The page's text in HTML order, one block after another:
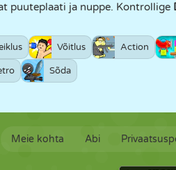
puuteplaati ja nuppe. Kontrollige
Võitlus Action
Sõda
Meie kohta Abi